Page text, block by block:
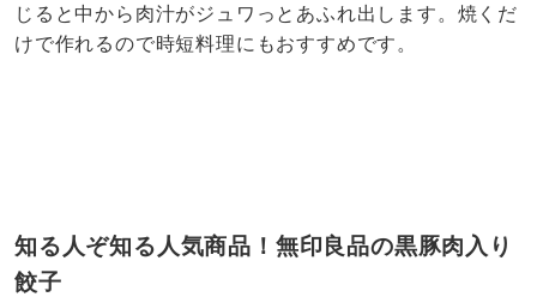
じると中から肉汁がジュワっとあふれ出します。焼くだ
けで作れるので時短料理にもおすすめです。
知る人ぞ知る人気商品！無印良品の黒豚肉入り
餃子